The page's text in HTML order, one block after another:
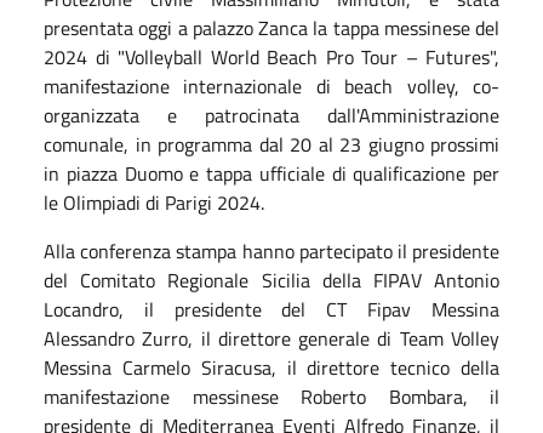
presentata oggi a palazzo Zanca la tappa messinese del
2024 di "Volleyball World Beach Pro Tour – Futures",
manifestazione internazionale di beach volley, co-
organizzata e patrocinata dall'Amministrazione
comunale, in programma dal 20 al 23 giugno prossimi
in piazza Duomo e tappa ufficiale di qualificazione per
le Olimpiadi di Parigi 2024.
Alla conferenza stampa hanno partecipato il presidente
del Comitato Regionale Sicilia della FIPAV Antonio
Locandro, il presidente del CT Fipav Messina
Alessandro Zurro, il direttore generale di Team Volley
Messina Carmelo Siracusa, il direttore tecnico della
manifestazione messinese Roberto Bombara, il
presidente di Mediterranea Eventi Alfredo Finanze, il